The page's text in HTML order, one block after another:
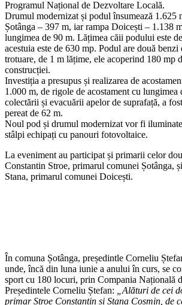
Programul Național de Dezvoltare Locală.
Drumul modernizat și podul însumează 1.625
Șotânga – 397 m, iar rampa Doicești – 1.138
lungimea de 90 m. Lățimea căii podului este
acestuia este de 630 mp. Podul are două
trotuare, de 1 m lățime, ele acoperind 180 mp
construcției.
Investiția a presupus și realizarea de
1.000 m, de rigole de acostament cu lungimea
colectării și evacuării apelor de suprafață, a
pereat de 62 m.
Noul pod și drumul modernizat vor fi
stâlpi echipați cu panouri fotovoltaice.
La eveniment au participat și primarii celor
Constantin Stroe, primarul comunei Șotânga,
Stana, primarul comunei Doicești.
În comuna Șotânga, președintle Corneliu
unde, încă din luna iunie a anului în curs, se
sport cu 180 locuri, prin Compania Națională
Președintele Corneliu Ștefan:
Alături de cei
primar Stroe Constantin și Stana Cosmin, de